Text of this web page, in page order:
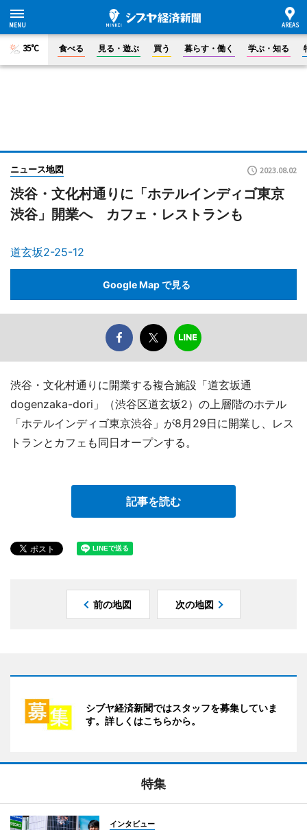
35°C 食べる 見る・遊ぶ 買う 暮らす・働く 学ぶ・知る
ニュース地図 2023.08.02
渋谷・文化村通りに「ホテルインディゴ東京
渋谷」開業へ カフェ・レストランも
道玄坂2-25-12
Google Map で見る
渋谷・文化村通りに開業する複合施設「道玄坂通
dogenzaka-dori」（渋谷区道玄坂2）の上層階のホテル
「ホテルインディゴ東京渋谷」が8月29日に開業し、レス
トランとカフェも同日オープンする。
記事を読む
前の地図 次の地図
シブヤ経済新聞ではスタッフを募集していま
す。詳しくはこちらから。
特集
インタビュー